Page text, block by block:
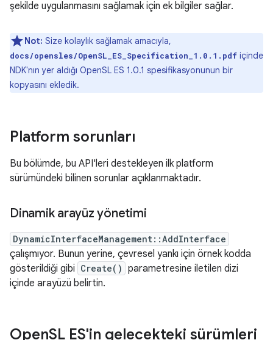
şekilde uygulanmasını sağlamak için ek bilgiler sağlar.
Not: Size kolaylık sağlamak amacıyla,
docs/opensles/OpenSL_ES_Specification_1.0.1.pdf içinde
NDK'nın yer aldığı OpenSL ES 1.0.1 spesifikasyonunun bir
kopyasını ekledik.
Platform sorunları
Bu bölümde, bu API'leri destekleyen ilk platform
sürümündeki bilinen sorunlar açıklanmaktadır.
Dinamik arayüz yönetimi
DynamicInterfaceManagement::AddInterface
çalışmıyor. Bunun yerine, çevresel yankı için örnek kodda
gösterildiği gibi Create() parametresine iletilen dizi
içinde arayüzü belirtin.
OpenSL ES'in gelecekteki sürümleri